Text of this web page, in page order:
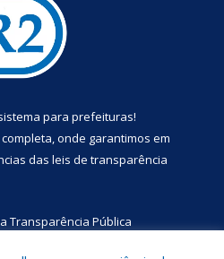
para prefeituras!
completa, onde garantimos em
das leis de transparência
Transparência Pública